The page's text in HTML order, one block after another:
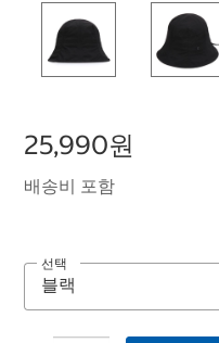
25,990원
배송비 포함
선택